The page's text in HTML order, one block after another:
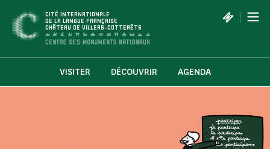
CITÉ INTERNATIONALE
DE LA LANGUE FRANÇAISE
CHÂTEAU DE VILLERS-COTTERÊTS
|
VISITER DÉCOUVRIR AGENDA